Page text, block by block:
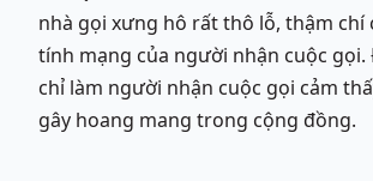
nhà gọi xưng hô rất thô lỗ, thậm chí
tính mạng của người nhận cuộc
chỉ làm người nhận cuộc gọi cảm
gây hoang mang trong cộng đồng.